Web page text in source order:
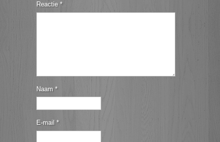
Reactie *
Naam *
E-mail *